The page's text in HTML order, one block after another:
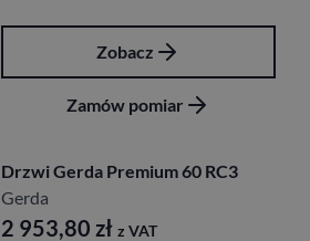
Zobacz
Zamów pomiar
Drzwi Gerda Premium 60 RC3
Gerda
2 953,80 zł z VAT